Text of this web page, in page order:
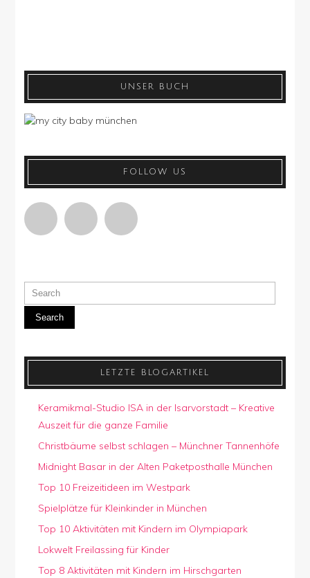
UNSER BUCH
FOLLOW US
Search
LETZTE BLOGARTIKEL
Keramikmal-Studio ISA in der Isarvorstadt – Kreative
Auszeit für die ganze Familie
Christbäume selbst schlagen – Münchner Tannenhöfe
Midnight Basar in der Alten Paketposthalle München
Top 10 Freizeitideen im Westpark
Spielplätze für Kleinkinder in München
Top 10 Aktivitäten mit Kindern im Olympiapark
Lokwelt Freilassing für Kinder
Top 8 Aktivitäten mit Kindern im Hirschgarten